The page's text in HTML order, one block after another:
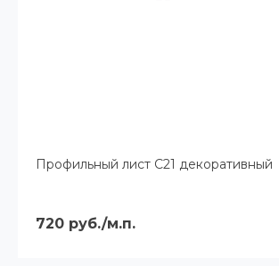
Профильный лист С21 декоративный
720 руб./м.п.